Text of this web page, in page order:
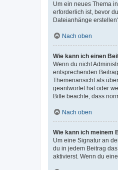
Um ein neues Thema
erforderlich ist, bevor
Dateianhänge
Nach oben
Wie kann ich einen
Wenn du nicht
entsprechenden
Themenansicht als
geantwortet hat oder
Bitte beachte, dass
Nach oben
Wie kann ich meinem
Um eine Signatur an
du in jedem Beitrag
aktivierst. Wenn du